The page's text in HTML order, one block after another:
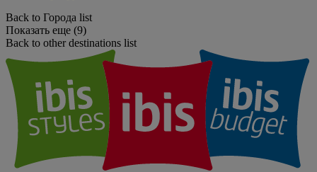
Back to Города list
Показать еще (9)
Back to other destinations list